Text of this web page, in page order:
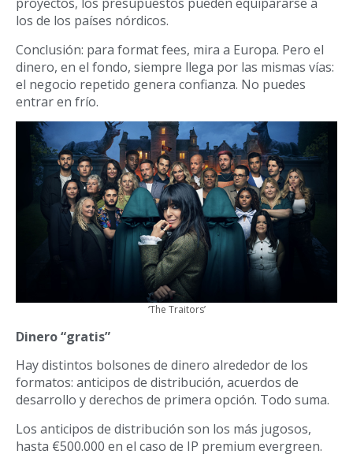
proyectos, los presupuestos pueden equipararse a
los de los países nórdicos.
Conclusión: para format fees, mira a Europa. Pero el
dinero, en el fondo, siempre llega por las mismas vías:
el negocio repetido genera confianza. No puedes
entrar en frío.
‘The Traitors’
Dinero “gratis”
Hay distintos bolsones de dinero alrededor de los
formatos: anticipos de distribución, acuerdos de
desarrollo y derechos de primera opción. Todo suma.
Los anticipos de distribución son los más jugosos,
hasta €500.000 en el caso de IP premium evergreen.